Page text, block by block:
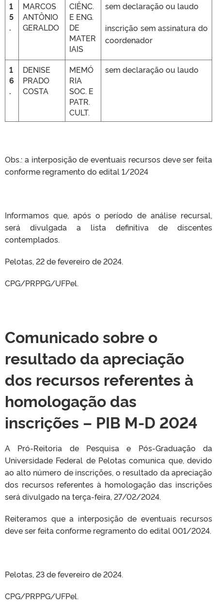
1
5
.
MARCOS
ANTÔNIO
GERALDO
CIÊNC.
E ENG.
DE
MATER
IAIS
sem declaração ou laudo
inscrição sem assinatura do
coordenador
1
6
.
DENISE
PRADO
COSTA
MEMÓ
RIA
SOC. E
PATR.
CULT.
sem declaração ou laudo
Obs.: a interposição de eventuais recursos deve ser feita
conforme regramento do edital 1/2024
Informamos que, após o período de análise recursal,
será divulgada a lista definitiva de discentes
contemplados.
Pelotas, 22 de fevereiro de 2024.
CPG/PRPPG/UFPel.
Comunicado sobre o
resultado da apreciação
dos recursos referentes à
homologação das
inscrições – PIB M-D 2024
A Pró-Reitoria de Pesquisa e Pós-Graduação da
Universidade Federal de Pelotas comunica que, devido
ao alto número de inscrições, o resultado da apreciação
dos recursos referentes à homologação das inscrições
será divulgado na terça-feira, 27/02/2024.
Reiteramos que a interposição de eventuais recursos
deve ser feita conforme regramento do edital 001/2024.
Pelotas, 23 de fevereiro de 2024.
CPG/PRPPG/UFPel.